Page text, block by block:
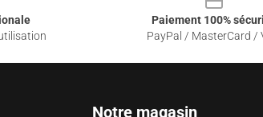
Paiement 100%
PayPal / MasterCard /
Notre magasin